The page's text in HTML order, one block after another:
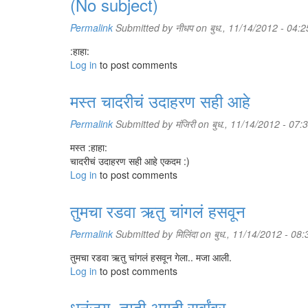
Permalink Submitted by नीधपon बुध., 11/14/2012 -
:हाहा:
Log in to post comments
मस्त चादरीचं उदाहरण सही आहे
Permalink Submitted by मंजिरीon बुध., 11/14/2012 -
मस्त :हाहा:
चादरीचं उदाहरण सही आहे एकदम :)
Log in to post comments
तुमचा रडवा ऋतु चांगलं हसवून
Permalink Submitted by मिलिंदाon बुध., 11/14/2012 -
तुमचा रडवा ऋतु चांगलं हसवून गेला.. मजा आली.
Log in to post comments